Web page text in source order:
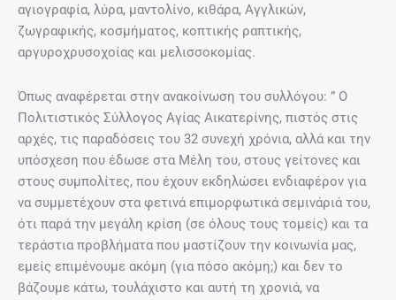
αγιογραφία, λύρα, μαντολίνο, κιθάρα, Αγγλικών,
ζωγραφικής, κοσμήματος, κοπτικής ραπτικής,
αργυροχρυσοχοίας και μελισσοκομίας.
Όπως αναφέρεται στην ανακοίνωση του συλλόγου: ” Ο
Πολιτιστικός Σύλλογος Αγίας Αικατερίνης, πιστός στις
αρχές, τις παραδόσεις του 32 συνεχή χρόνια, αλλά και την
υπόσχεση που έδωσε στα Μέλη του, στους γείτονες και
στους συμπολίτες, που έχουν εκδηλώσει ενδιαφέρον για
να συμμετέχουν στα φετινά επιμορφωτικά σεμινάριά του,
ότι παρά την μεγάλη κρίση (σε όλους τους τομείς) και τα
τεράστια προβλήματα που μαστίζουν την κοινωνία μας,
εμείς επιμένουμε ακόμη (για πόσο ακόμη;) και δεν το
βάζουμε κάτω, τουλάχιστο και αυτή τη χρονιά, να